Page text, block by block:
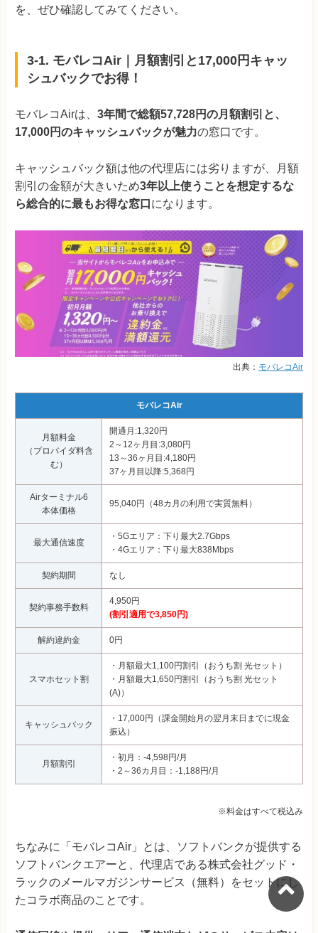
を、ぜひ確認してみてください。
3-1. モバレコAir｜月額割引と17,000円キャッ
シュバックでお得！
モバレコAirは、 3年間で総額57,728円の月額割引と、
17,000円のキャッシュバックが魅力の窓口です。
キャッシュバック額は他の代理店には劣りますが、月額
割引の金額が大きいため3年以上使うことを想定するな
ら総合的に最もお得な窓口 になります。
出典： モバレコAir
モバレコAir
月額料金
（プロバイダ料含
む）
開通月:1,320円
2～12ヶ月目:3,080円
13～36ヶ月目:4,180円
37ヶ月目以降:5,368円
Airターミナル6
本体価格
95,040円（48カ月の利用で実質無料）
最大通信速度
・5Gエリア：下り最大2.7Gbps
・4Gエリア：下り最大838Mbps
契約期間 なし
契約事務手数料
4,950円
(割引適用で3,850円)
解約違約金 0円
スマホセット割
・月額最大1,100円割引（おうち割 光セット）
・月額最大1,650円割引（おうち割 光セット
(A)）
キャッシュバック
・17,000円（課金開始月の翌月末日までに現金
振込）
月額割引
・初月：-4,598円/月
・2～36カ月目：-1,188円/月
※料金はすべて税込み
ちなみに「モバレコAir」とは、ソフトバンクが提供する
ソフトバンクエアーと、代理店である株式会社グッド・
ラックのメールマガジンサービス（無料）をセットにし
たコラボ商品のことです。